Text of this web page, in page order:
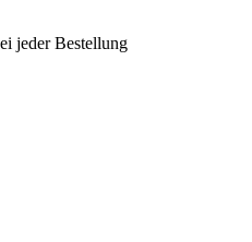
jeder Bestellung